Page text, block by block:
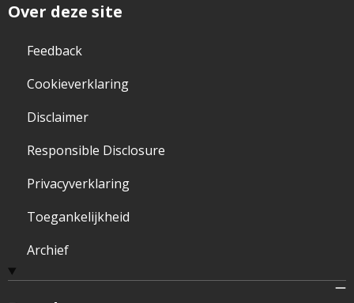
Over deze site
Feedback
Cookieverklaring
Disclaimer
Responsible Disclosure
Privacyverklaring
Toegankelijkheid
Archief